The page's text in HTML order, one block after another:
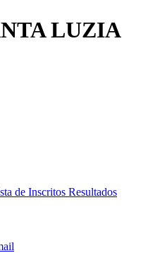
LUZIA
de Inscritos Resultados